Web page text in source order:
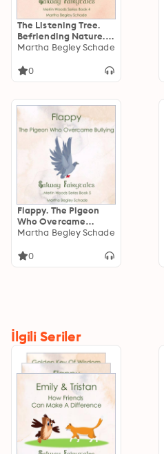
The Listening Tree.
Befriending Nature.:
Merlin Woods Series.
Martha Begley Schade
0
Flappy. The Pigeon
Who Overcame
Bullying.: Merlin
Martha Begley Schade
0
İlgili Seriler